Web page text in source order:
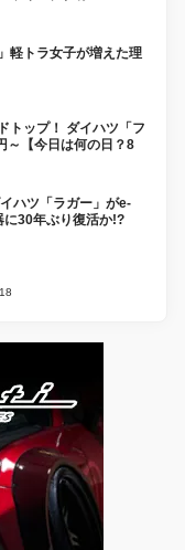
軽トラ女子が増えた理
トップ！ ダイハツ「フ
～【今日は何の日？8
ハツ「ラガー」がe-
に30年ぶり復活か!?